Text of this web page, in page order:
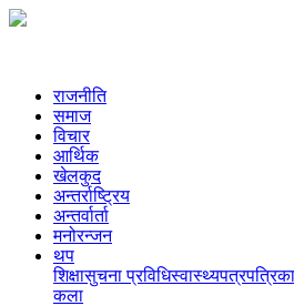
राजनीति
समाज
विचार
आर्थिक
खेलकुद
अन्तर्राष्ट्रिय
अन्तर्वार्ता
मनोरन्जन
थप
शिक्षासुचना प्रविधिस्वास्थ्यपत्रपत्रिका
कला